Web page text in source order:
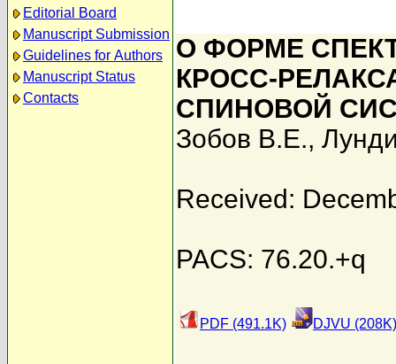
Editorial Board
Manuscript Submission
Guidelines for Authors
Manuscript Status
Contacts
О ФОРМЕ
КРОСС-
СПИНОВОЙ
Зобов В.Е.,
Received:
PACS: 76.20.+q
PDF (491.1K) DJVU (208K)